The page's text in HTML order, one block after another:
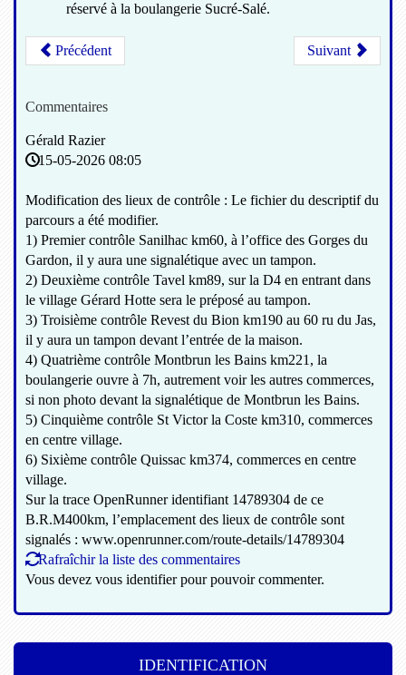
réservé à la boulangerie Sucré-Salé.
Précédent Suivant
Commentaires
Gérald Razier
15-05-2026 08:05
Modification des lieux de contrôle : Le fichier du descriptif du
parcours a été modifier.
1) Premier contrôle Sanilhac km60, à l’office des Gorges du
Gardon, il y aura une signalétique avec un tampon.
2) Deuxième contrôle Tavel km89, sur la D4 en entrant dans
le village Gérard Hotte sera le préposé au tampon.
3) Troisième contrôle Revest du Bion km190 au 60 ru du Jas,
il y aura un tampon devant l’entrée de la maison.
4) Quatrième contrôle Montbrun les Bains km221, la
boulangerie ouvre à 7h, autrement voir les autres commerces,
si non photo devant la signalétique de Montbrun les Bains.
5) Cinquième contrôle St Victor la Coste km310, commerces
en centre village.
6) Sixième contrôle Quissac km374, commerces en centre
village.
Sur la trace OpenRunner identifiant 14789304 de ce
B.R.M400km, l’emplacement des lieux de contrôle sont
signalés : www.openrunner.com/route-details/14789304
Rafraîchir la liste des commentaires
Vous devez vous identifier pour pouvoir commenter.
IDENTIFICATION